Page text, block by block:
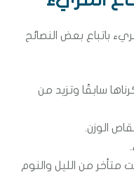
باتباع بعض النصائح
سابقًا وتزيد من
الوزن.
من الليل والنوم